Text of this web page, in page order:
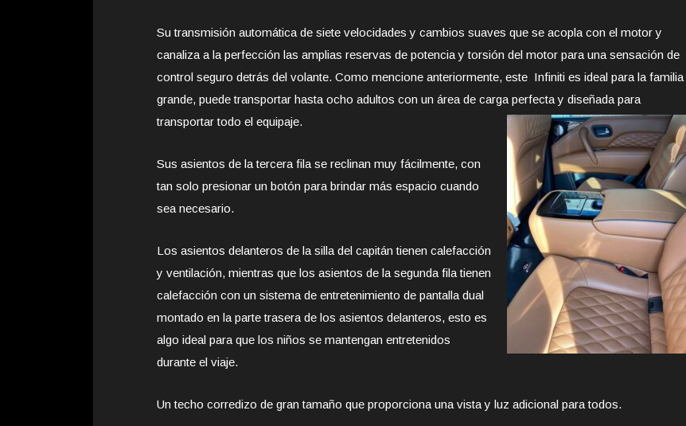
Su transmisión automática de siete velocidades y cambios suaves que se acopla con el motor y
canaliza a la perfección las amplias reservas de potencia y torsión del motor para una sensación de
control seguro detrás del volante. Como mencione anteriormente, este Infiniti es ideal para la familia
grande, puede transportar hasta ocho adultos con un área de carga perfecta y diseñada para
transportar todo el equipaje.
Sus asientos de la tercera fila se reclinan muy fácilmente, con
tan solo presionar un botón para brindar más espacio cuando
sea necesario.
Los asientos delanteros de la silla del capitán tienen calefacción
y ventilación, mientras que los asientos de la segunda fila tienen
calefacción con un sistema de entretenimiento de pantalla dual
montado en la parte trasera de los asientos delanteros, esto es
algo ideal para que los niños se mantengan entretenidos
durante el viaje.
Un techo corredizo de gran tamaño que proporciona una vista y luz adicional para todos.